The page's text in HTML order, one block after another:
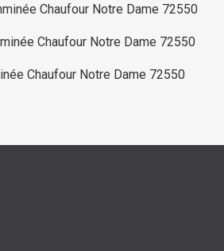
Chaufour Notre Dame 72550
Chaufour Notre Dame 72550
Chaufour Notre Dame 72550